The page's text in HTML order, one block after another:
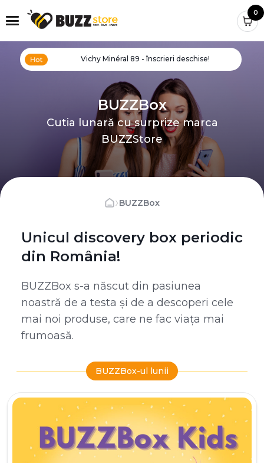
0
Vichy Minéral 89 - înscrieri deschise!
BUZZBox
Cutia lunară cu surprize marca
BUZZStore
›BUZZBox
Unicul discovery box periodic
din România!
BUZZBox s-a născut din pasiunea
noastră de a testa și de a descoperi cele
mai noi produse, care ne fac viața mai
frumoasă.
BUZZBox-ul lunii